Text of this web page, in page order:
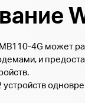
4G может
и